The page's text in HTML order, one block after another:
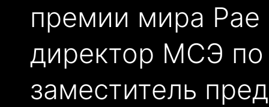
премии мира Рае
директор МСЭ
заместитель